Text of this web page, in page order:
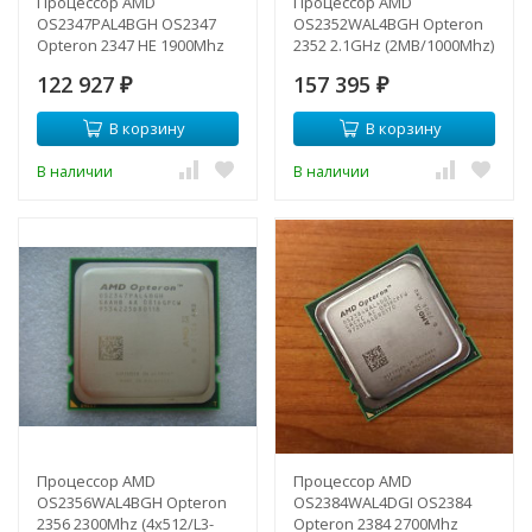
OS2347PAL4BGH OS2347
Opteron 2347 HE 1900Mhz
OS2347PAL4BGH(NEW)
122 927 ₽
В корзину
В наличии
OS2352WAL4BGH Opteron
2352 2.1GHz (2MB/1000Mhz)
OS2352WAL4BGH(NEW)
157 395 ₽
В корзину
В наличии
Процессор AMD
OS2356WAL4BGH Opteron
2356 2300Mhz (4x512/L3-
Процессор AMD
OS2384WAL4DGI OS2384
Opteron 2384 2700Mhz